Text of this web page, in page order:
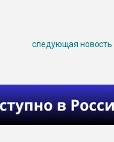
следующая новость